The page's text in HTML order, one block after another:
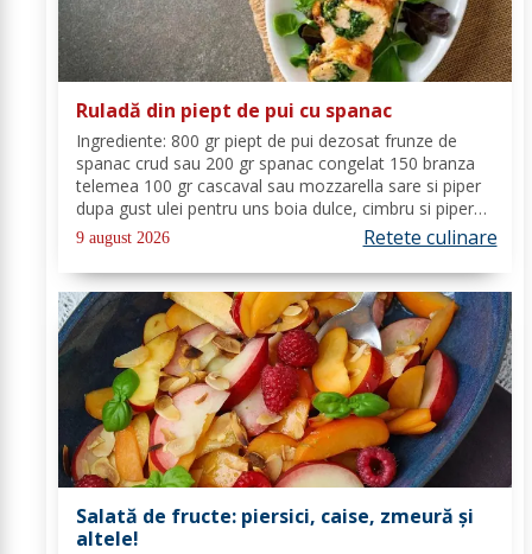
Ruladă din piept de pui cu spanac
Ingrediente: 800 gr piept de pui dezosat frunze de
spanac crud sau 200 gr spanac congelat 150 branza
telemea 100 gr cascaval sau mozzarella sare si piper
dupa gust ulei pentru uns boia dulce, cimbru si piper
alb pentru crusta vin alb (150 ml) Mod de Preparare:
Spalam carnea si o tamponam cu un...
9 august 2026 Retete culinare
Salată de fructe: piersici, caise, zmeură și
altele!